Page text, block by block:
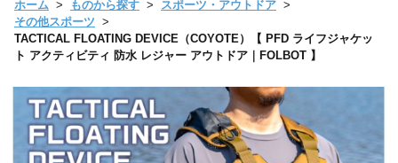
ホーム ものから探す
スポーツ・アウトドア
その他スポーツ
TACTICAL FLOATING DEVICE（COYOTE）【 PFD ライフジャケッ
ト アクティビティ 防水 レジャー アウトドア｜FOLBOT 】